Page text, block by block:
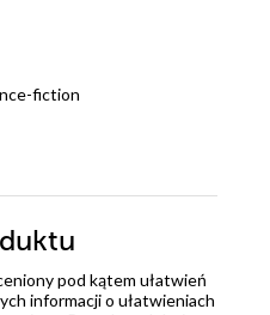
fiction
pod kątem ułatwień
informacji o ułatwieniach